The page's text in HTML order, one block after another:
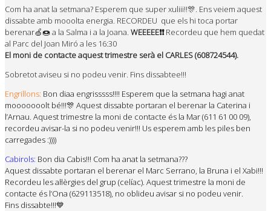
Com ha anat la setmana? Esperem que super xuliii!!🎊. Ens veiem aquest
dissabte amb mooolta energia. RECORDEU que els hi toca portar
berenar🍏🍩 a la Salma i a la Joana. WEEEEE❗️❗️Recordeu que hem quedat
al Parc del Joan Miró a les 16:30
El moni de contacte aquest trimestre serà el CARLES (608724544).
Sobretot aviseu si no podeu venir. Fins dissabtee!!!
Engrillons: Bon diaa engrisssss!!!! Esperem que la setmana hagi anat
mooooooolt bé!!!🎊 Aquest dissabte portaran el berenar la Caterina i
l’Arnau. Aquest trimestre la moni de contacte és la Mar (611 61 00 09),
recordeu avisar-la si no podeu venir!!! Us esperem amb les piles ben
carregades :))))
Cabirols: Bon dia Cabis!!! Com ha anat la setmana???
Aquest dissabte portaran el berenar el Marc Serrano, la Bruna i el Xabi!!!
Recordeu les al·lèrgies del grup (celíac). Aquest trimestre la moni de
contacte és l’Ona (629113518), no oblideu avisar si no podeu venir.
Fins dissabte!!!💙